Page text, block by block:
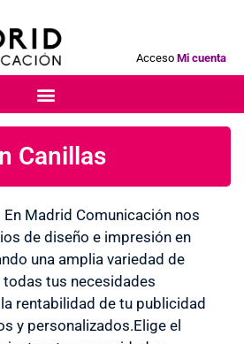
Acceso Mi cuenta
Canillas
Madrid Comunicación nos
de diseño e impresión en
una amplia variedad de
tus necesidades
rentabilidad de tu publicidad
y personalizados.Elige el